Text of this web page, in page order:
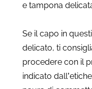
e tampona
Se il capo in
delicato, ti
procedere con il
indicato